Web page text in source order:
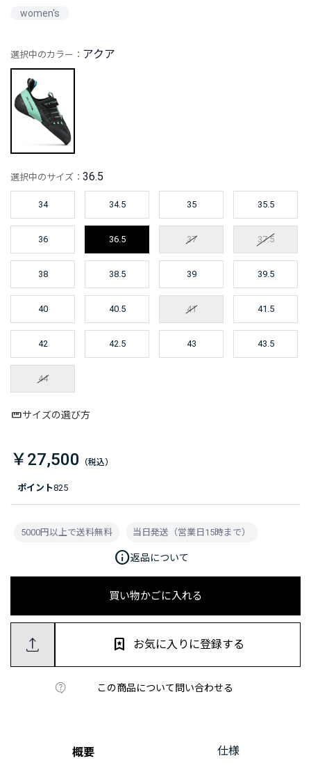
women's
ポイント825
選択中のカラー： アクア
選択中のサイズ： 36.5
34 34.5 35 35.5
36 36.5 37 37.5
38 38.5 39 39.5
40 40.5 41 41.5
42 42.5 43 43.5
44
サイズの選び方
￥27,500
買い物かごに入れる
この商品について問い合わせる
お気に入りに登録する
5000円以上で送料無料 当日発送（営業日15時まで）
info返品について
概要 仕様